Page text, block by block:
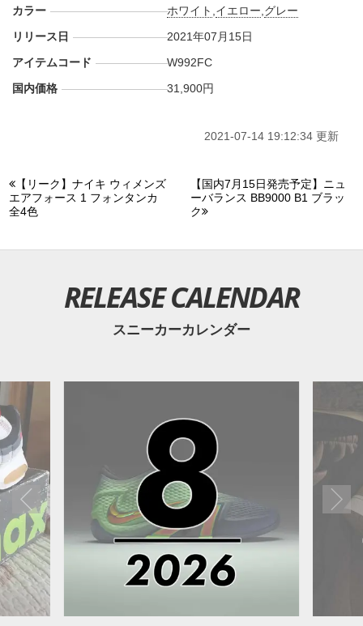
カラー ホワイト イエロー グレー
リリース日
2021年07月15日
アイテムコード
W992FC
国内価格
31,900円
2021-07-14 19:12:34 更新
【リーク】ナイキ ウィメンズ
エアフォース 1 フォンタンカ
全4色
【国内7月15日発売予定】ニュ
ーバランス BB9000 B1 ブラッ
ク
RELEASE CALENDAR
スニーカーカレンダー